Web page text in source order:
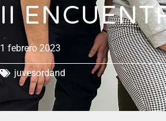
II
1 febrero 2023
juvesordand